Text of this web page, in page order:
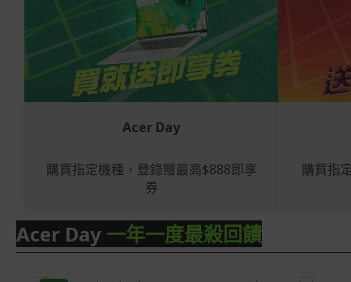
Acer Day
購買指定機種，登錄贈最高$888即享
券
購買指
Acer Day 一年一度最殺回饋